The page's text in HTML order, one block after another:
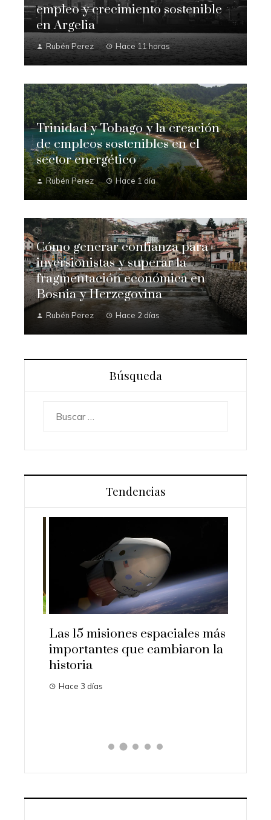
empleo y crecimiento sostenible
en Argelia
Rubén Perez Hace 11 horas
Trinidad y Tobago y la creación
de empleos sostenibles en el
sector energético
Rubén Perez Hace 1 día
Cómo generar confianza para
inversionistas y superar la
fragmentación económica en
Bosnia y Herzegovina
Rubén Perez Hace 2 días
Búsqueda
Tendencias
Las 15 misiones espaciales más
importantes que cambiaron la
historia
Hace 3 días